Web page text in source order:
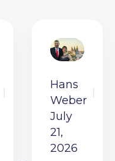
Hans
Weber
July
21,
2026